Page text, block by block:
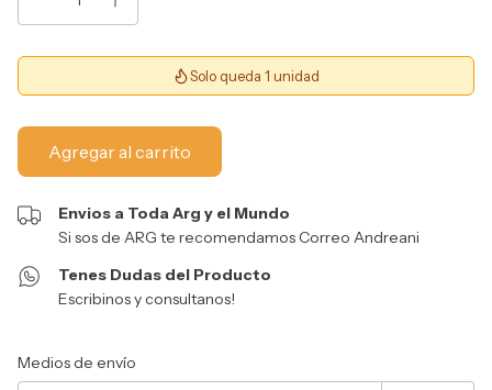
Solo queda 1 unidad
Envios a Toda Arg y el Mundo
Si sos de ARG te recomendamos Correo Andreani
Tenes Dudas del Producto
Escribinos y consultanos!
Entregas para el CP:
Medios de envío